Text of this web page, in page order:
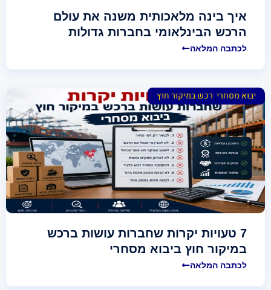
איך בינה מלאכותית משנה את עולם
הרכש הבינלאומי בחברות גדולות
לכתבה המלאה
יבוא מסחרי,רכש במיקור חוץ
7 טעויות יקרות שחברות עושות ברכש
במיקור חוץ ביבוא מסחרי
לכתבה המלאה